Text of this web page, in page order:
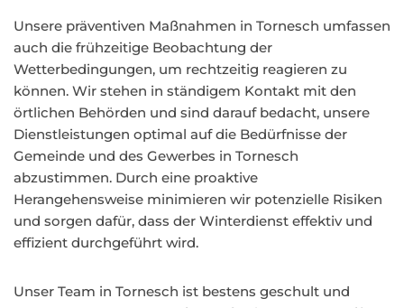
Unsere präventiven Maßnahmen in Tornesch umfassen
auch die frühzeitige Beobachtung der
Wetterbedingungen, um rechtzeitig reagieren zu
können. Wir stehen in ständigem Kontakt mit den
örtlichen Behörden und sind darauf bedacht, unsere
Dienstleistungen optimal auf die Bedürfnisse der
Gemeinde und des Gewerbes in Tornesch
abzustimmen. Durch eine proaktive
Herangehensweise minimieren wir potenzielle Risiken
und sorgen dafür, dass der Winterdienst effektiv und
effizient durchgeführt wird.
Unser Team in Tornesch ist bestens geschult und